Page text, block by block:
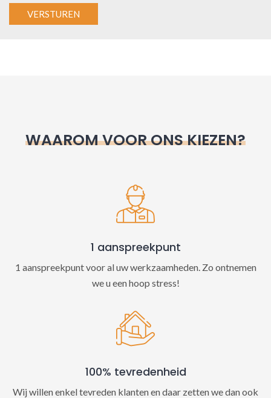
WAAROM VOOR ONS KIEZEN?
1 aanspreekpunt
1 aanspreekpunt voor al uw werkzaamheden. Zo ontnemen
we u een hoop stress!
100% tevredenheid
Wij willen enkel tevreden klanten en daar zetten we dan ook